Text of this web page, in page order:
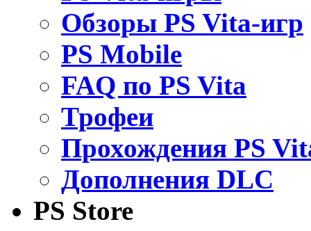
Обзоры PS Vita-игр
PS Mobile
FAQ по PS Vita
Трофеи
Прохождения PS
Дополнения DLC
PS Store